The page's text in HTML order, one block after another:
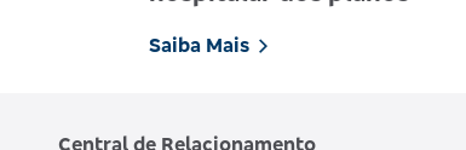
Saiba Mais
Central de Relacionamento